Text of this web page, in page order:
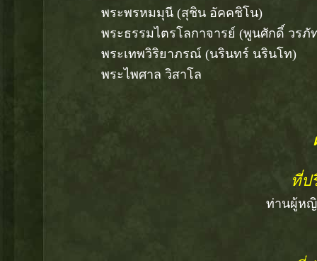
พระพรหมมุนี (สุชิน อัคคชิโน) วัดร
พระธรรมไตรโลกาจารย์ (พูนศักดิ์ วรภัท
พระเทพวิริยาภรณ์ (นรินทร์ นรินโ
พระไพศาล วิสาโล วัด
ที่ป
ท่านผู้หญิ